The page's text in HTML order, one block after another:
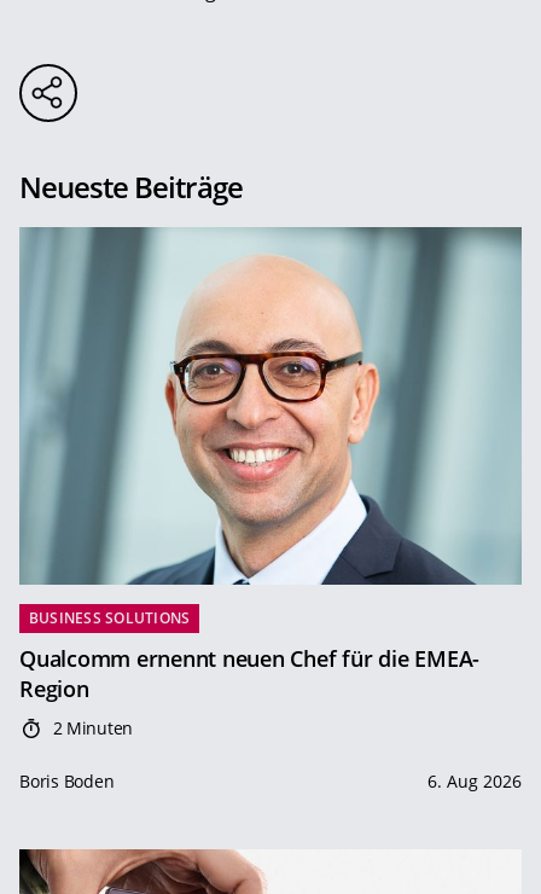
Neueste Beiträge
BUSINESS SOLUTIONS
Qualcomm ernennt neuen Chef für die EMEA-
Region
2 Minuten
Boris Boden 6. Aug 2026